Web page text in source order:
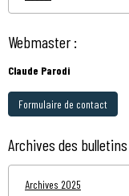
Webmaster :
Claude Parodi
Formulaire de contact
Archives des bulletins
Archives 2025